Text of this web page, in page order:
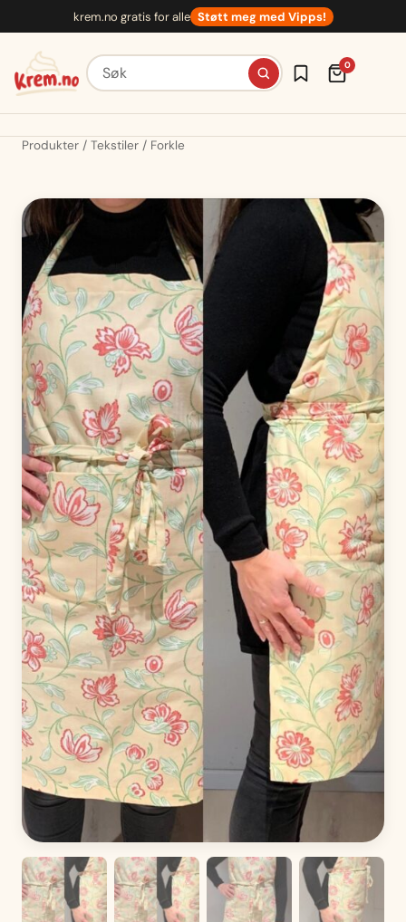
innhold
krem.no gratis for alle Støtt meg med Vipps!
Søk etter oppskrifter 0
Produkter Tekstiler Forkle